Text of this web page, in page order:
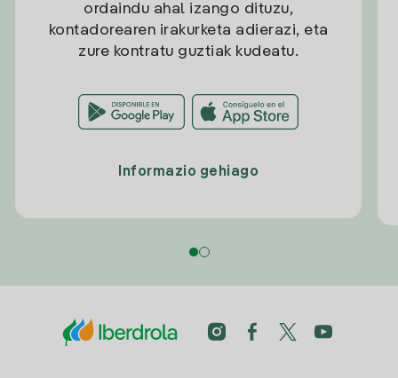
ordaindu ahal izango dituzu,
kontadorearen irakurketa adierazi, eta
zure kontratu guztiak kudeatu.
Informazio gehiago